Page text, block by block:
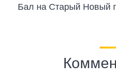
Бал на Старый Новый